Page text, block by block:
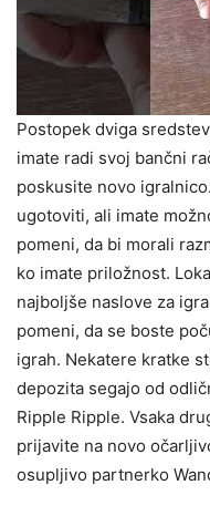
Postopek dviga
imate radi svoj bančni
poskusite novo
ugotoviti, ali imate
pomeni, da bi morali
ko imate priložnost.
najboljše naslove za
pomeni, da se boste
igrah. Nekatere kratke
depozita segajo od
Ripple Ripple. Vsaka
prijavite na novo
osupljivo partnerko